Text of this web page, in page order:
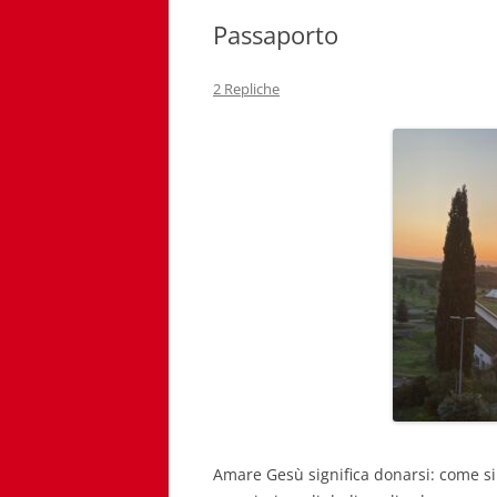
Passaporto
2 Repliche
Amare Gesù significa donarsi: come